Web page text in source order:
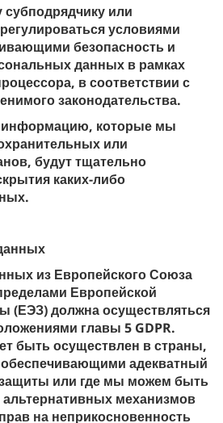
или
условиями
безопасность и
данных в рамках
в соответствии с
законодательства.
которые мы
или
будут тщательно
каких-либо
из Европейского Союза
Европейской
(ЕЭЗ) должна осуществляться
главы 5 GDPR.
быть осуществлен в страны,
адекватный
или где мы можем быть
механизмов
на неприкосновенность